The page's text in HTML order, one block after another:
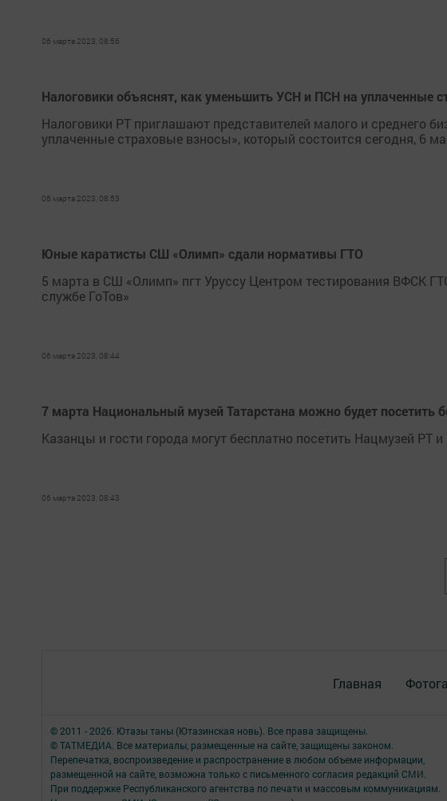
06 марта 2023, 08:56
Налоговики объяснят, как уменьшить УСН и ПСН на уплаченные
Налоговики РТ приглашают представителей малого и среднего
уплаченные страховые взносы», который состоится сегодня, 6
06 марта 2023, 08:53
Юные каратисты СШ «Олимп» сдали нормативы ГТО
5 марта в СШ «Олимп» пгт Уруссу Центром тестирования ВФСК
службе ГоТов»
06 марта 2023, 08:44
7 марта Национальный музей Татарстана можно будет посетить
Казанцы и гости города могут бесплатно посетить Нацмузей РТ
06 марта 2023, 08:43
Главная
© 2011 - 2026. Ютазы таны (Ютазинская новь). Все права защищены.
© ТАТМЕДИА. Все материалы, размещенные на сайте, защищены законом.
Перепечатка, воспроизведение и распространение в любом объеме информации,
размещенной на сайте, возможна только с письменного согласия редакций СМИ.
При поддержке Республиканского агентства по печати и массовым коммуникациям.